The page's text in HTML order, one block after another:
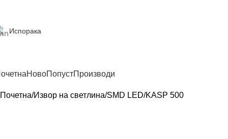
Испорака
НовоПопустПроизводи
Почетна Извор на светлина SMD LED KASP 500